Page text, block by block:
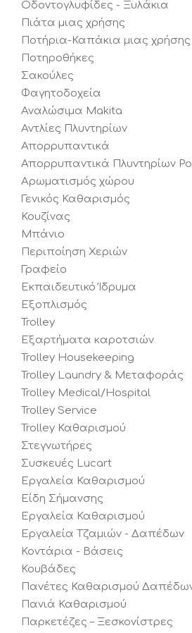
Οδοντογλυφίδες - Ξυλάκια
Πιάτα μιας χρήσης
Ποτήρια-Καπάκια μιας χρήσης
Ποτηροθήκες
Σακούλες
Φαγητοδοχεία
Αναλώσιμα Makita
Αντλίες Πλυντηρίων
Απορρυπαντικά
Απορρυπαντικά Πλυντηρίων
Αρωματισμός χώρου
Γενικός Καθαρισμός
Κουζίνας
Μπάνιο
Περιποίηση Χεριών
Γραφείο
Εκπαιδευτικό Ίδρυμα
Εξοπλισμός
Trolley
Εξαρτήματα καροτσιών
Trolley Housekeeping
Trolley Laundry & Μεταφοράς
Trolley Medical/Hospital
Trolley Service
Trolley Καθαρισμού
Στεγνωτήρες
Συσκευές Lucart
Εργαλεία Καθαρισμού
Είδη Σήμανσης
Εργαλεία Καθαρισμού
Εργαλεία Τζαμιών - Δαπέδων
Κοντάρια - Βάσεις
Κουβάδες
Πανέτες Καθαρισμού
Πανιά Καθαρισμού
Παρκετέζες – Ξεσκονίστρες